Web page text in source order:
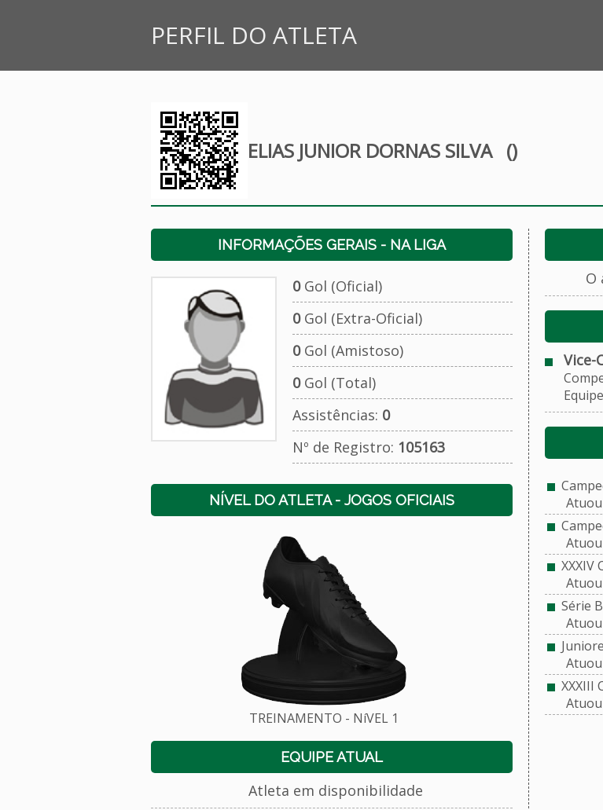
PERFIL DO ATLETA
ELIAS JUNIOR DORNAS SILVA ()
INFORMAÇÕES GERAIS - NA LIGA
0Gol (Oficial)
0Gol (Extra-Oficial)
0Gol (Amistoso)
0Gol (Total)
Assistências: 0
Nº de Registro: 105163
NÍVEL DO ATLETA - JOGOS OFICIAIS
TREINAMENTO - NíVEL 1
EQUIPE ATUAL
Atleta em disponibilidade
O
Vice-
Atuou
Atuou
XXXIV
Atuou
Série
Atuou
Atuou
XXXIII
Atuou